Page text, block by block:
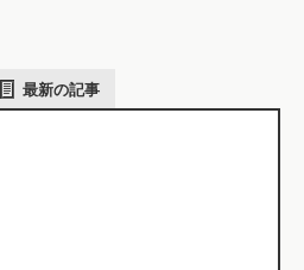
最新の記事